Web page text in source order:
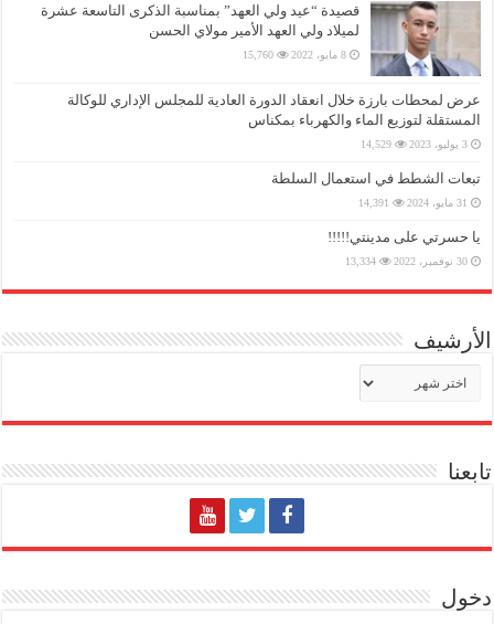
قصيدة “عيد ولي العهد” بمناسبة الذكرى التاسعة عشرة
لميلاد ولي العهد الأمير مولاي الحسن
8 مايو، 2022 15,760
عرض لمحطات بارزة خلال انعقاد الدورة العادية للمجلس الإداري للوكالة
المستقلة لتوزيع الماء والكهرباء بمكناس
3 يوليو، 2023 14,529
تبعات الشطط في استعمال السلطة
31 مايو، 2024 14,391
يا حسرتي على مدينتي!!!!!
30 نوفمبر، 2022 13,334
الأرشيف
تابعنا
دخول